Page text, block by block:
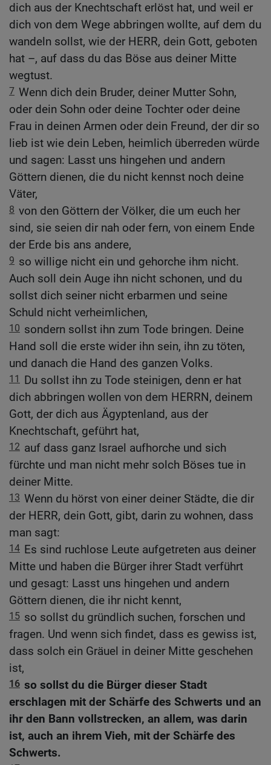
dich aus der Knechtschaft erlöst hat, und weil er
dich von dem Wege abbringen wollte, auf dem du
wandeln sollst, wie der HERR, dein Gott, geboten
hat –, auf dass du das Böse aus deiner Mitte
wegtust.
7 Wenn dich dein Bruder, deiner Mutter Sohn,
oder dein Sohn oder deine Tochter oder deine
Frau in deinen Armen oder dein Freund, der dir so
lieb ist wie dein Leben, heimlich überreden würde
und sagen: Lasst uns hingehen und andern
Göttern dienen, die du nicht kennst noch deine
Väter,
8 von den Göttern der Völker, die um euch her
sind, sie seien dir nah oder fern, von einem Ende
der Erde bis ans andere,
9 so willige nicht ein und gehorche ihm nicht.
Auch soll dein Auge ihn nicht schonen, und du
sollst dich seiner nicht erbarmen und seine
Schuld nicht verheimlichen,
10 sondern sollst ihn zum Tode bringen. Deine
Hand soll die erste wider ihn sein, ihn zu töten,
und danach die Hand des ganzen Volks.
11
Du sollst ihn zu Tode steinigen, denn er hat
dich abbringen wollen von dem HERRN, deinem
Gott, der dich aus Ägyptenland, aus der
Knechtschaft, geführt hat,
12 auf dass ganz Israel aufhorche und sich
fürchte und man nicht mehr solch Böses tue in
deiner Mitte.
13 Wenn du hörst von einer deiner Städte, die dir
der HERR, dein Gott, gibt, darin zu wohnen, dass
man sagt:
14 Es sind ruchlose Leute aufgetreten aus deiner
Mitte und haben die Bürger ihrer Stadt verführt
und gesagt: Lasst uns hingehen und andern
Göttern dienen, die ihr nicht kennt,
15 so sollst du gründlich suchen, forschen und
fragen. Und wenn sich findet, dass es gewiss ist,
dass solch ein Gräuel in deiner Mitte geschehen
ist,
16 so sollst du die Bürger dieser Stadt
erschlagen mit der Schärfe des Schwerts und an
ihr den Bann vollstrecken, an allem, was darin
ist, auch an ihrem Vieh, mit der Schärfe des
Schwerts.